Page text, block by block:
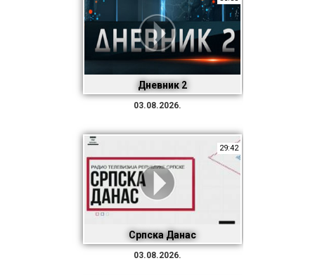
Дневник 2
03.08.2026.
Српска Данас
29:42
03.08.2026.